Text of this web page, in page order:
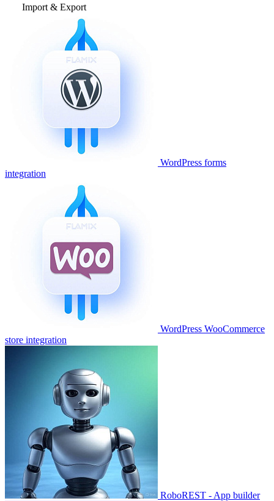
Import & Export
WordPress forms
integration
WordPress WooCommerce
store integration
RoboREST - App builder